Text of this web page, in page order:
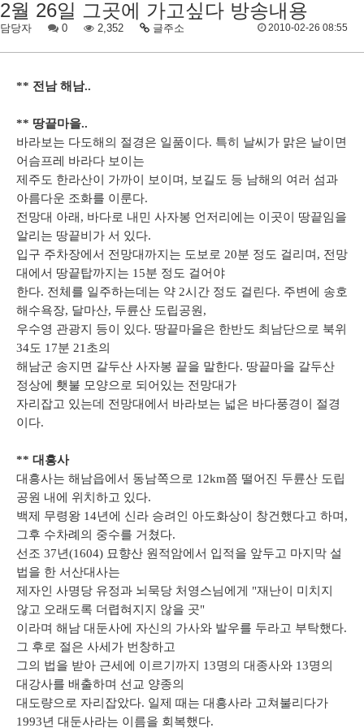
2월 26일 그곳에 가고싶다 방송내용
담당자 0 2,352 글주소 2010-02-26 08:55
** 전남 해남..
** 땅끝마을..
바라보는 다도해의 절경은 일품이다. 특히 날씨가 맑은 날이면
어슴프레 바라다 보이는
제주도 한라산이 가까이 보이며, 보길도 등 남해의 여러 섬과
아름다운 조화를 이룬다.
전망대 아래, 바다로 내민 사자봉 언저리에는 이곳이 땅끝임을
알리는 땅끝비가 서 있다.
입구 주차장에서 전망대까지는 도보로 20분 정도 걸리며, 전망
대에서 땅끝탑까지는 15분 정도 걸어야
한다. 전체를 일주하는데는 약 2시간 정도 걸린다. 주변에 송호
해수욕장, 달마산, 두륜산 도립공원,
우수영 관광지 등이 있다. 땅끝마을은 한반도 최남단으로 북위
34도 17분 21초의
해남군 송지면 갈두산 사자봉 끝을 말한다. 땅끝마을 갈두산
정상에 횃불 모양으로 되어있는 전망대가
자리잡고 있는데 전망대에서 바라보는 넓은 바다풍경이 절경
이다.
** 대흥사
대흥사는 해남읍에서 동남쪽으로 12km쯤 떨어진 두륜산 도립
공원 내에 위치하고 있다.
백제 무령왕 14년에 신라 승려인 아도화상이 창건했다고 하며,
그후 수차례의 중수를 거쳤다.
선조 37년(1604) 묘향산 원적암에서 입적을 앞두고 마지막 설
법을 한 서산대사는
제자인 사명당 유정과 뇌묵당 처영스님에게 "재난이 미치지
않고 오래도록 더렵혀지지 않을 곳"
이라며 해남 대둔사에 자신의 가사와 발우를 두라고 부탁했다.
그 후로 절은 사세가 번창하고
그의 법을 받아 근세에 이르기까지 13명의 대종사와 13명의
대강사를 배출하며 선교 양종의
대도량으로 자리잡았다. 일제 때는 대흥사라 고쳐불리다가
1993년 대둔사라는 이름을 회복했다.